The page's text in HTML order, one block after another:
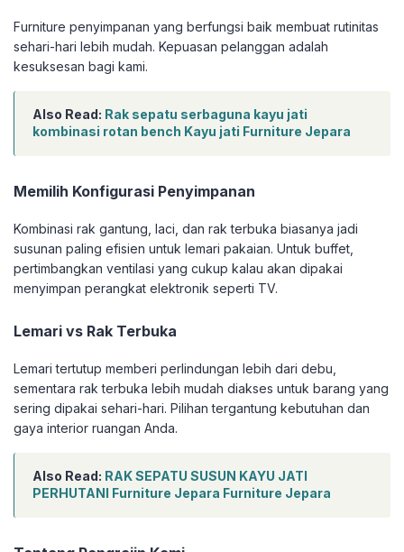
Furniture penyimpanan yang berfungsi baik membuat rutinitas
sehari-hari lebih mudah. Kepuasan pelanggan adalah
kesuksesan bagi kami.
Also Read: Rak sepatu serbaguna kayu jati
kombinasi rotan bench Kayu jati Furniture Jepara
Memilih Konfigurasi Penyimpanan
Kombinasi rak gantung, laci, dan rak terbuka biasanya jadi
susunan paling efisien untuk lemari pakaian. Untuk buffet,
pertimbangkan ventilasi yang cukup kalau akan dipakai
menyimpan perangkat elektronik seperti TV.
Lemari vs Rak Terbuka
Lemari tertutup memberi perlindungan lebih dari debu,
sementara rak terbuka lebih mudah diakses untuk barang yang
sering dipakai sehari-hari. Pilihan tergantung kebutuhan dan
gaya interior ruangan Anda.
Also Read: RAK SEPATU SUSUN KAYU JATI
PERHUTANI Furniture Jepara Furniture Jepara